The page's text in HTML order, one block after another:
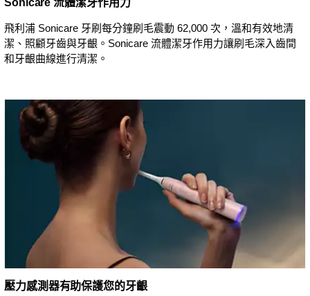
Sonicare 流體潔牙作用力
飛利浦 Sonicare 牙刷每分鐘刷毛震動 62,000 次，溫和有效地清
潔、照顧牙齒與牙齦。Sonicare 流體潔牙作用力讓刷毛深入齒間
和牙齦曲線進行清潔。
壓力感測器有助保護您的牙齦